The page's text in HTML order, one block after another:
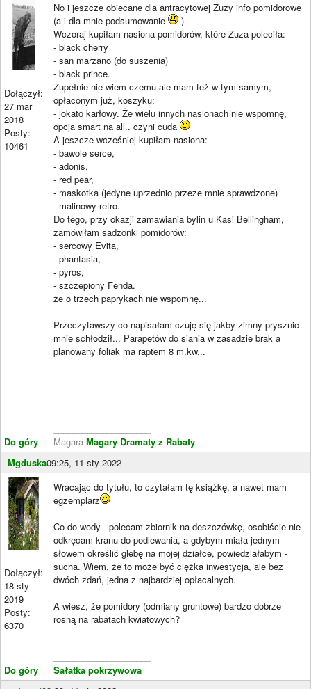
Dołączył:
27 mar
2018
Posty:
10461
Do góry
No i jeszcze obiecane dla antracytowej Zuzy info pomidorowe
(a i dla mnie podsumowanie
)
Wczoraj kupiłam nasiona pomidorów, które Zuza poleciła:
- black cherry
- san marzano (do suszenia)
- black prince.
Zupełnie nie wiem czemu ale mam też w tym samym,
opłaconym już, koszyku:
- jokato karłowy. Że wielu innych nasionach nie wspomnę,
opcja smart na all.. czyni cuda
A jeszcze wcześniej kupiłam nasiona:
- bawole serce,
- adonis,
- red pear,
- maskotka (jedyne uprzednio przeze mnie sprawdzone)
- malinowy retro.
Do tego, przy okazji zamawiania bylin u Kasi Bellingham,
zamówiłam sadzonki pomidorów:
- sercowy Evita,
- phantasia,
- pyros,
- szczepiony Fenda.
że o trzech paprykach nie wspomnę...
Przeczytawszy co napisałam czuję się jakby zimny prysznic
mnie schłodził... Parapetów do siania w zasadzie brak a
planowany foliak ma raptem 8 m.kw...
Magara Magary Dramaty z Rabaty
Mgduska09:25, 11 sty 2022
Dołączył:
18 sty
2019
Posty:
6370
Do góry
Wracając do tytułu, to czytałam tę książkę, a nawet mam
egzemplarz
Co do wody - polecam zbiornik na deszczówkę, osobiście nie
odkręcam kranu do podlewania, a gdybym miała jednym
słowem określić glebę na mojej działce, powiedziałabym -
sucha. Wiem, że to może być ciężka inwestycja, ale bez
dwóch zdań, jedna z najbardziej opłacalnych.
A wiesz, że pomidory (odmiany gruntowe) bardzo dobrze
rosną na rabatach kwiatowych?
Sałatka pokrzywowa